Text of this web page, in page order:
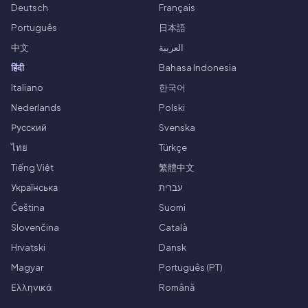
Deutsch
Français
Português
日本語
中文
العربية
हिंदी
Bahasa Indonesia
Italiano
한국어
Nederlands
Polski
Русский
Svenska
ไทย
Türkçe
Tiếng Việt
繁體中文
Українська
עברית
Čeština
Suomi
Slovenčina
Català
Hrvatski
Dansk
Magyar
Português (PT)
Ελληνικά
Română